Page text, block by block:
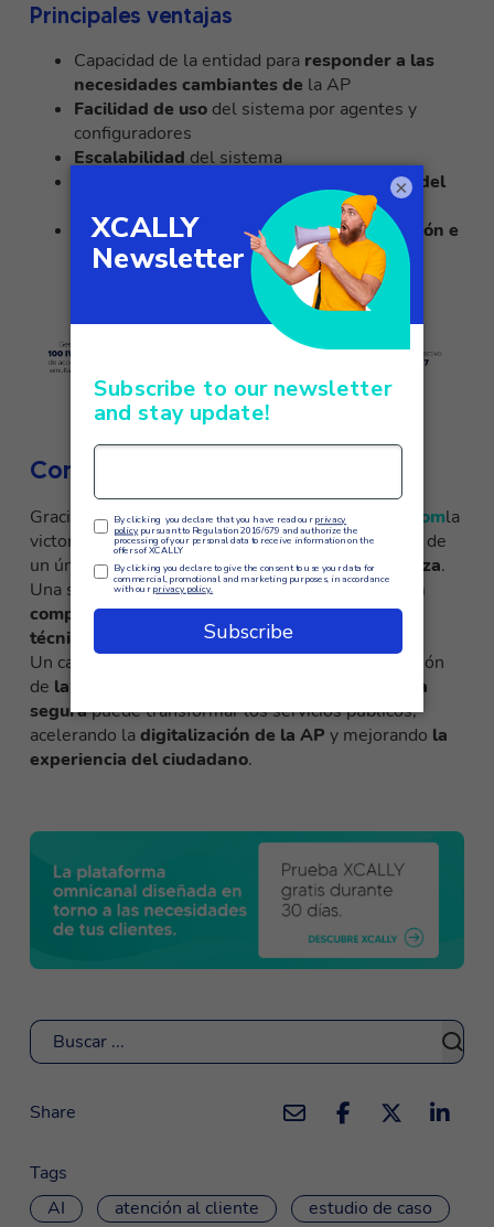
Principales ventajas
Capacidad de la entidad para responder a las
necesidades cambiantes de la AP
Facilidad de uso del sistema por agentes y
configuradores
Escalabilidad del sistema
Sin restricciones en cuanto a la ubicación del
y el tipo de dispositivo utilizado
Apertura de nuevos canales de comunicación e
integración con la IA
Conclusiones
Gracias a la colaboración entreXCALLY Mewecomla
victoria en el concurso público no fue el resultado de
un único proyecto, sino de lafuerza de esta alianza.
Una sinergia que dio como resultado unasolución
competitiva en costesy completa enrequisitos
técnicos
Un caso de éxito que demuestra cómo la integración
de la nube
infraestructura
segurapuede transformar los servicios públicos,
acelerando ladigitalización de la AP y mejorando la
experiencia del ciudadano.
Buscar
Share
Tags
AI
atención al cliente
estudio de caso
×